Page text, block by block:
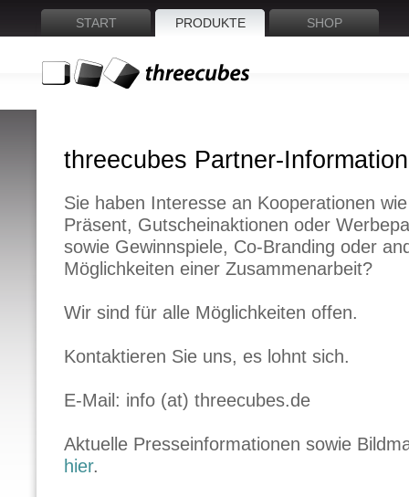
START PRODUKTE SHOP
threecubes Partner-
Sie haben Interesse an Kooperationen
Präsent, Gutscheinaktionen oder
sowie Gewinnspiele, Co-Branding oder
Möglichkeiten einer Zusammenarbeit?
Wir sind für alle Möglichkeiten offen.
Kontaktieren Sie uns, es lohnt sich.
E-Mail: info (at) threecubes.de
Aktuelle Presseinformationen sowie
hier.